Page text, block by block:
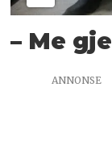
– Me
ANNONSE